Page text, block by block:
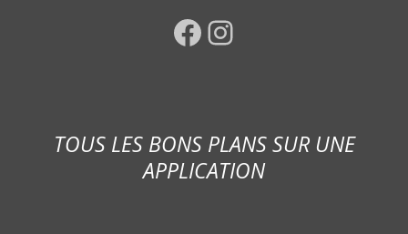
Facebook Instagram
TOUS LES BONS PLANS SUR UNE
APPLICATION